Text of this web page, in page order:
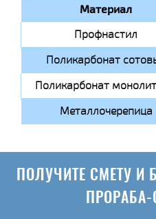
Материал
Профнастил
Поликарбонат
Поликарбонат
Металлочерепица
ПОЛУЧИТЕ СМЕТУ